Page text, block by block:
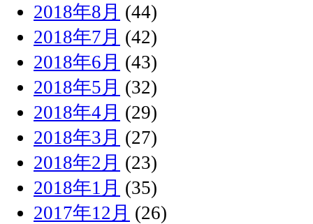
2018年8月 (44)
2018年7月 (42)
2018年6月 (43)
2018年5月 (32)
2018年4月 (29)
2018年3月 (27)
2018年2月 (23)
2018年1月 (35)
2017年12月 (26)